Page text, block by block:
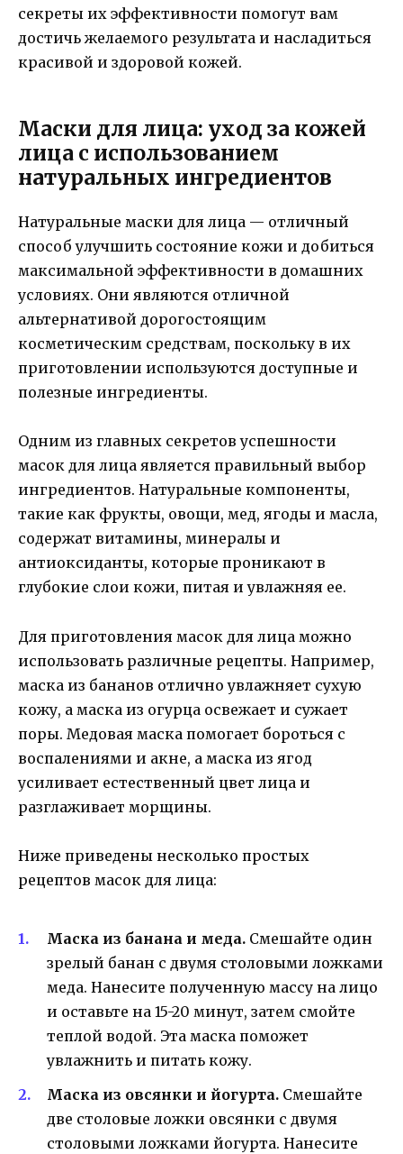
секреты их эффективности помогут вам
достичь желаемого результата и насладиться
красивой и здоровой кожей.
Маски для лица: уход за кожей
лица с использованием
натуральных ингредиентов
Натуральные маски для лица — отличный
способ улучшить состояние кожи и добиться
максимальной эффективности в домашних
условиях. Они являются отличной
альтернативой дорогостоящим
косметическим средствам, поскольку в их
приготовлении используются доступные и
полезные ингредиенты.
Одним из главных секретов успешности
масок для лица является правильный выбор
ингредиентов. Натуральные компоненты,
такие как фрукты, овощи, мед, ягоды и масла,
содержат витамины, минералы и
антиоксиданты, которые проникают в
глубокие слои кожи, питая и увлажняя ее.
Для приготовления масок для лица можно
использовать различные рецепты. Например,
маска из бананов отлично увлажняет сухую
кожу, а маска из огурца освежает и сужает
поры. Медовая маска помогает бороться с
воспалениями и акне, а маска из ягод
усиливает естественный цвет лица и
разглаживает морщины.
Ниже приведены несколько простых
рецептов масок для лица:
Маска из банана и меда. Смешайте один
зрелый банан с двумя столовыми ложками
меда. Нанесите полученную массу на лицо
и оставьте на 15-20 минут, затем смойте
теплой водой. Эта маска поможет
увлажнить и питать кожу.
Маска из овсянки и йогурта. Смешайте
две столовые ложки овсянки с двумя
столовыми ложками йогурта. Нанесите